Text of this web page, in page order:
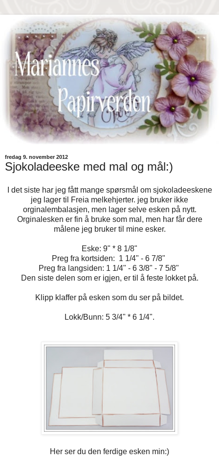
fredag 9. november 2012
Sjokoladeeske med mal og mål:)
I det siste har jeg fått mange spørsmål om sjokoladeeskene
jeg lager til Freia melkehjerter. jeg bruker ikke
orginalembalasjen, men lager selve esken på nytt.
Orginalesken er fin å bruke som mal, men har får dere
målene jeg bruker til mine esker.
Eske: 9" * 8 1/8"
Preg fra kortsiden: 1 1/4" - 6 7/8"
Preg fra langsiden: 1 1/4" - 6 3/8" - 7 5/8"
Den siste delen som er igjen, er til å feste lokket på.
Klipp klaffer på esken som du ser på bildet.
Lokk/Bunn: 5 3/4" * 6 1/4".
Her ser du den ferdige esken min:)